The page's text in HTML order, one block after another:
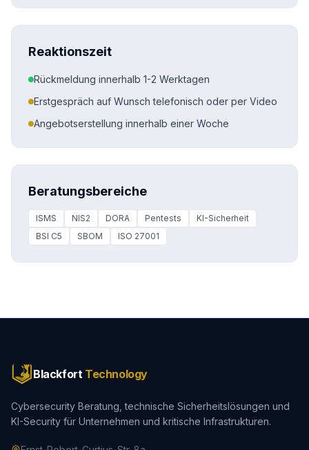
Reaktionszeit
Rückmeldung innerhalb 1-2 Werktagen
Erstgespräch auf Wunsch telefonisch oder per Video
Angebotserstellung innerhalb einer Woche
Beratungsbereiche
ISMS NIS2 DORA Pentests
KI-Sicherheit
BSI C5
SBOM ISO 27001
Blackfort Technology
Cybersecurity Beratung, technische Sicherheitslösungen und
KI-Security für Unternehmen und kritische Infrastrukturen.